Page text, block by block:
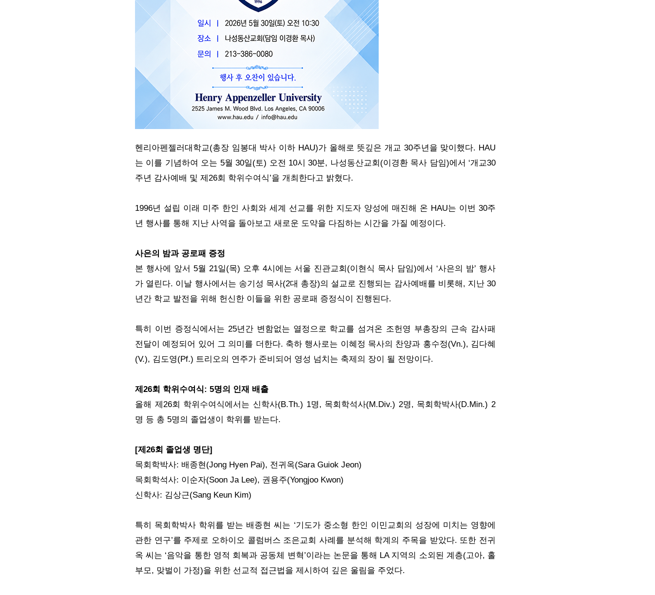
헨리아펜젤러대학교(총장 임봉대 박사 이하 HAU)가 올해로 뜻깊은 개교 30주년을 맞이했다. HAU
는 이를 기념하여 오는 5월 30일(토) 오전 10시 30분, 나성동산교회(이경환 목사 담임)에서 ‘개교30
주년 감사예배 및 제26회 학위수여식’을 개최한다고 밝혔다.
1996년 설립 이래 미주 한인 사회와 세계 선교를 위한 지도자 양성에 매진해 온 HAU는 이번 30주
년 행사를 통해 지난 사역을 돌아보고 새로운 도약을 다짐하는 시간을 가질 예정이다.
사은의 밤과 공로패 증정
본 행사에 앞서 5월 21일(목) 오후 4시에는 서울 진관교회(이현식 목사 담임)에서 ‘사은의 밤’ 행사
가 열린다. 이날 행사에서는 송기성 목사(2대 총장)의 설교로 진행되는 감사예배를 비롯해, 지난 30
년간 학교 발전을 위해 헌신한 이들을 위한 공로패 증정식이 진행된다.
특히 이번 증정식에서는 25년간 변함없는 열정으로 학교를 섬겨온 조헌영 부총장의 근속 감사패
전달이 예정되어 있어 그 의미를 더한다. 축하 행사로는 이혜정 목사의 찬양과 홍수정(Vn.), 김다혜
(V.), 김도영(Pf.) 트리오의 연주가 준비되어 영성 넘치는 축제의 장이 될 전망이다.
제26회 학위수여식: 5명의 인재 배출
올해 제26회 학위수여식에서는 신학사(B.Th.) 1명, 목회학석사(M.Div.) 2명, 목회학박사(D.Min.) 2
명 등 총 5명의 졸업생이 학위를 받는다.
[제26회 졸업생 명단]
목회학박사: 배종현(Jong Hyen Pai), 전귀옥(Sara Guiok Jeon)
목회학석사: 이순자(Soon Ja Lee), 권용주(Yongjoo Kwon)
신학사: 김상근(Sang Keun Kim)
특히 목회학박사 학위를 받는 배종현 씨는 ‘기도가 중소형 한인 이민교회의 성장에 미치는 영향에
관한 연구’를 주제로 오하이오 콜럼버스 조은교회 사례를 분석해 학계의 주목을 받았다. 또한 전귀
옥 씨는 ‘음악을 통한 영적 회복과 공동체 변혁’이라는 논문을 통해 LA 지역의 소외된 계층(고아, 홀
부모, 맞벌이 가정)을 위한 선교적 접근법을 제시하여 깊은 울림을 주었다.